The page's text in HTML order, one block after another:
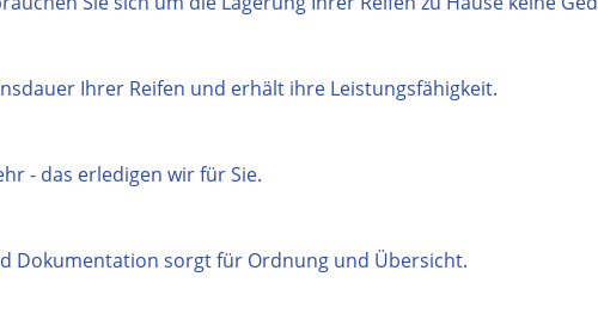
Ihrer Reifen und erhält ihre Leistungsfähigkeit.
- das erledigen wir für Sie.
Dokumentation sorgt für Ordnung und Übersicht.